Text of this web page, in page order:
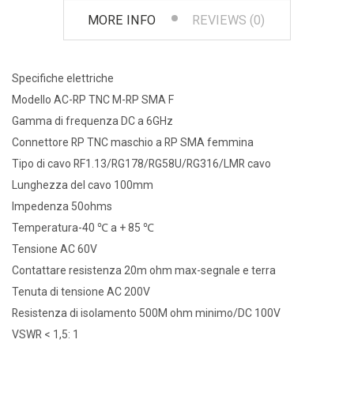
MORE INFO REVIEWS (0)
Specifiche elettriche
Modello AC-RP TNC M-RP SMA F
Gamma di frequenza DC a 6GHz
Connettore RP TNC maschio a RP SMA femmina
Tipo di cavo RF1.13/RG178/RG58U/RG316/LMR cavo
Lunghezza del cavo 100mm
Impedenza 50ohms
Temperatura-40 ℃ a + 85 ℃
Tensione AC 60V
Contattare resistenza 20m ohm max-segnale e terra
Tenuta di tensione AC 200V
Resistenza di isolamento 500M ohm minimo/DC 100V
VSWR < 1,5: 1